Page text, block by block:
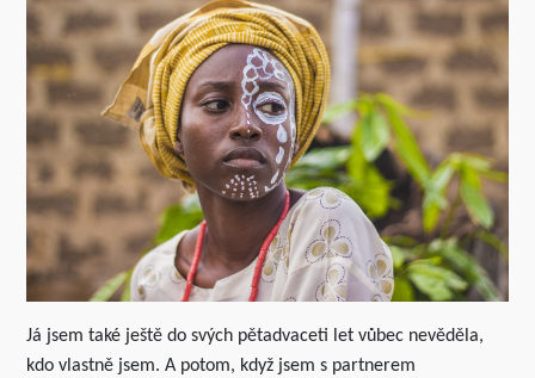
Já jsem také ještě do svých pětadvaceti let vůbec nevěděla,
kdo vlastně jsem. A potom, když jsem s partnerem